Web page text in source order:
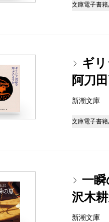
文庫電子書籍
ギ
阿刀
新潮文庫
文庫電子書籍
一瞬
沢木
新潮文庫